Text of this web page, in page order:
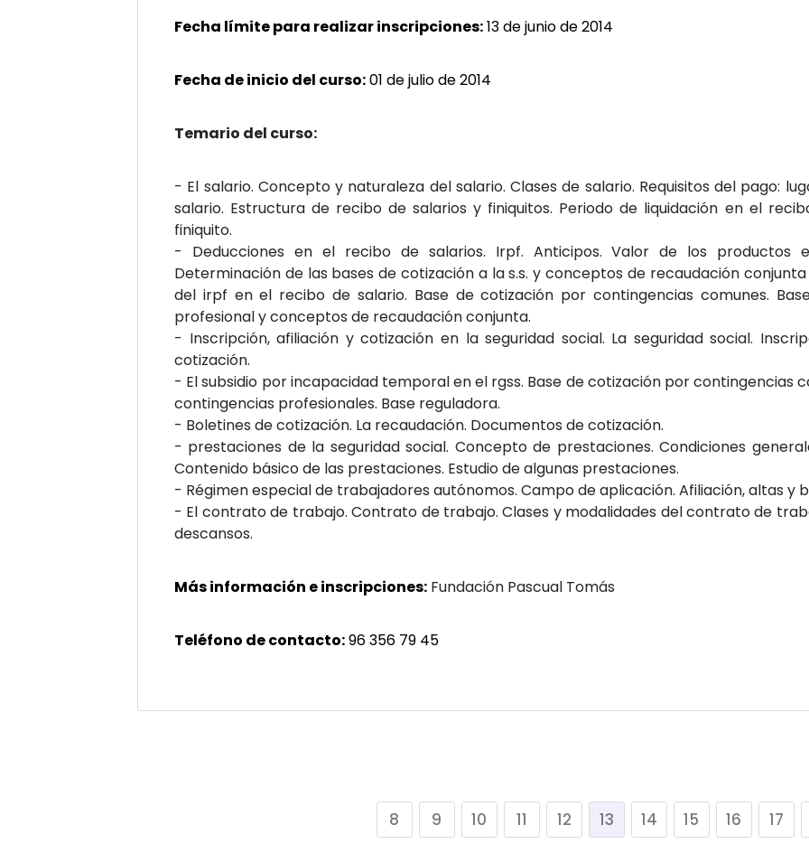
Fecha límite para realizar inscripciones:13 de junio de 2014
Fecha de inicio del curso:01 de julio de 2014
Temario del curso:
- El salario. Concepto y naturaleza del salario. Clases de salario. Requisitos del pago:
salario. Estructura de recibo de salarios y finiquitos. Periodo de liquidación en el
finiquito.
- Deducciones en el recibo de salarios. Irpf. Anticipos. Valor de los productos
Determinación de las bases de cotización a la s.s. y conceptos de recaudación
del irpf en el recibo de salario. Base de cotización por contingencias comunes.
profesional y conceptos de recaudación conjunta.
- Inscripción, afiliación y cotización en la seguridad social. La seguridad social.
cotización.
- El subsidio por incapacidad temporal en el rgss. Base de cotización por contingencias
contingencias profesionales. Base reguladora.
- Boletines de cotización. La recaudación. Documentos de cotización.
- prestaciones de la seguridad social. Concepto de prestaciones. Condiciones
Contenido básico de las prestaciones. Estudio de algunas prestaciones.
- Régimen especial de trabajadores autónomos. Campo de aplicación. Afiliación, altas y
- El contrato de trabajo. Contrato de trabajo. Clases y modalidades del contrato de
descansos.
Más información e inscripciones: Fundación Pascual Tomás
Teléfono de contacto:96 356 79 45
8 9 10 11 12 13 14 15 16 17